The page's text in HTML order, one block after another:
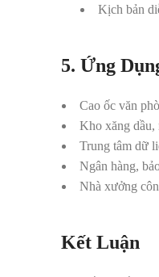
Kịch bản
5. Ứng
Cao ốc văn
Kho xăng dầu,
Trung tâm dữ
Ngân hàng,
Nhà xưởng
Kết Luận